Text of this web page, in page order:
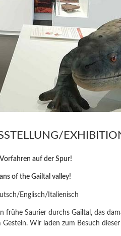
auf der Spur!
of the Gailtal valley!
Englisch/Italienisch
frühe Saurier durchs Gailtal, das
Gestein. Wir laden zum Besuch